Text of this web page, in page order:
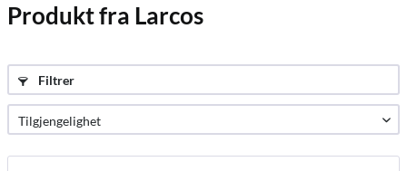
Produkt fra Larcos
Filtrer